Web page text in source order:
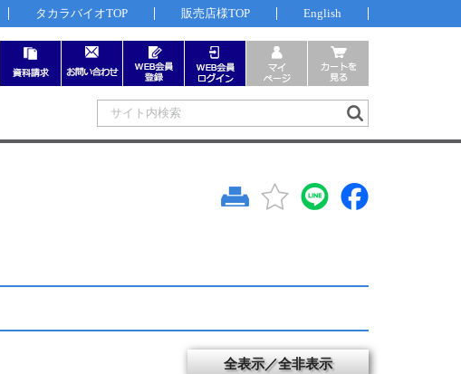
タカラバイオTOP 販売店様TOP English
全表示／全非表示